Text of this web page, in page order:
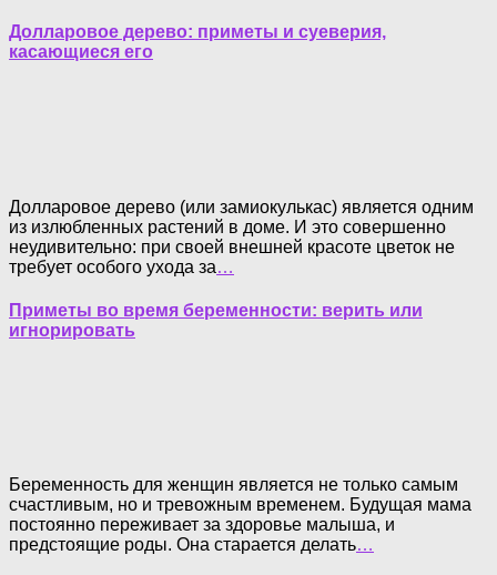
Долларовое дерево: приметы и суеверия,
касающиеся его
Долларовое дерево (или замиокулькас) является одним
из излюбленных растений в доме. И это совершенно
неудивительно: при своей внешней красоте цветок не
требует особого ухода за…
Приметы во время беременности: верить или
игнорировать
Беременность для женщин является не только самым
счастливым, но и тревожным временем. Будущая мама
постоянно переживает за здоровье малыша, и
предстоящие роды. Она старается делать…